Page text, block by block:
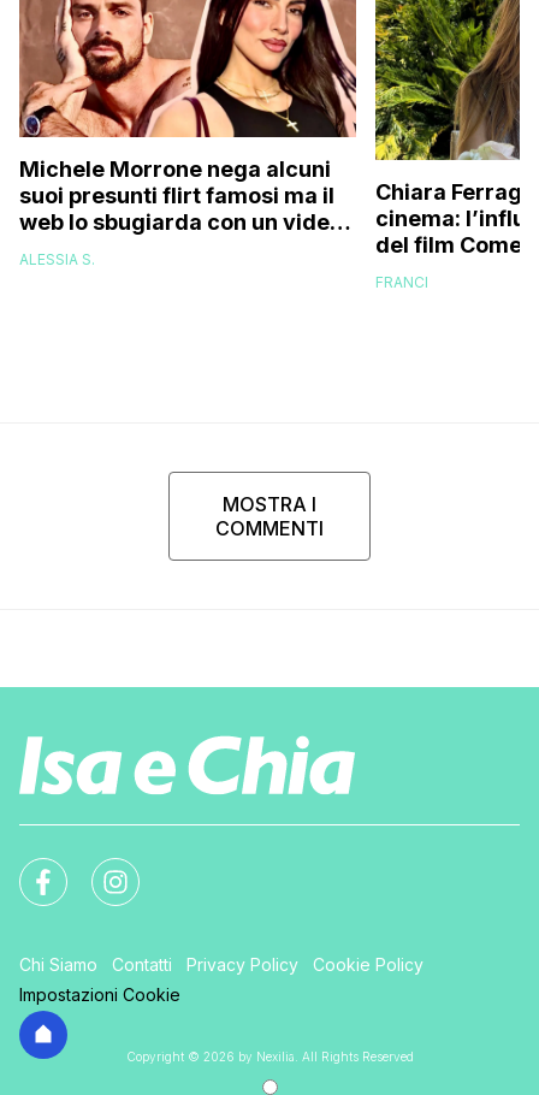
Michele Morrone nega alcuni
suoi presunti flirt famosi ma il
web lo sbugiarda con un video
in particolare (c’entra Giulia
ALESSIA S.
Chiara
cinema:
del film Come
FRANCI
MOSTRA I
COMMENTI
Chi Siamo Contatti Privacy Policy
Cookie Policy
Impostazioni Cookie
Copyright © 2026 by Nexilia. All Rights Reserved